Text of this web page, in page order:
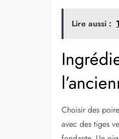
Lire aussi :
Choisir des
avec des tiges